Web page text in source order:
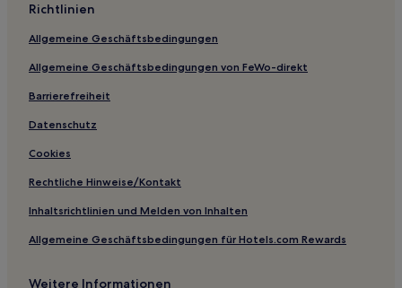
Aparthotels in Deutschland
Hotels mit Pool in Deutschland
Boutique- in Deutschland
Familien in Deutschland
Haustierfreundliche in Deutschland
Hotels mit Fitnessbereich in Deutschland
Richtlinien
Allgemeine Geschäftsbedingungen
Allgemeine Geschäftsbedingungen von FeWo-direkt
Barrierefreiheit
Datenschutz
Cookies
Rechtliche Hinweise/Kontakt
Inhaltsrichtlinien und Melden von Inhalten
Allgemeine Geschäftsbedingungen für Hotels.com Rewards
Weitere Informationen